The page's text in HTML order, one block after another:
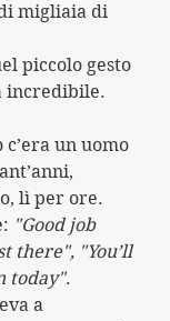
migliaia di
piccolo gesto
incredibile.
un uomo
lì per ore.
"Good job
there", "You’ll
today".
a